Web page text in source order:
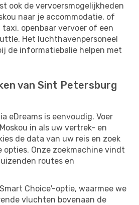
ook de vervoersmogelijkheden
naar je accommodatie, of
openbaar vervoer of een
Het luchthavenpersoneel
de informatiebalie helpen met
van Sint Petersburg
eDreams is eenvoudig. Voer
in als uw vertrek- en
de data van uw reis en zoek
opties. Onze zoekmachine vindt
routes en
Choice'-optie, waarmee we
vluchten bovenaan de